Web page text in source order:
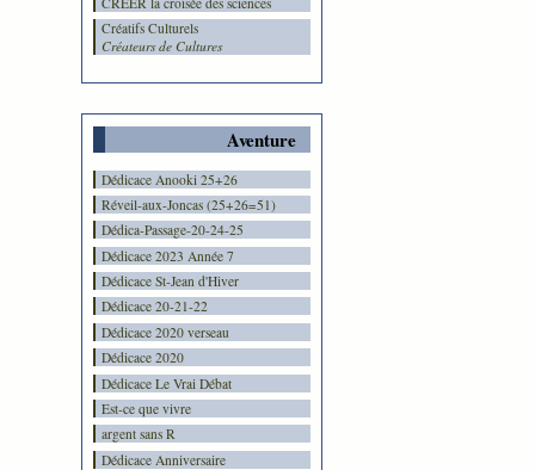
Créatifs Culturels
Créateurs de Cultures
Aventure
Dédicace Anooki 25+26
Réveil-aux-Joncas (25+26=51)
Dédica-Passage-20-24-25
Dédicace 2023 Année 7
Dédicace St-Jean d'Hiver
Dédicace 20-21-22
Dédicace 2020 verseau
Dédicace 2020
Dédicace Le Vrai Débat
Est-ce que vivre
argent sans R
Dédicace Anniversaire